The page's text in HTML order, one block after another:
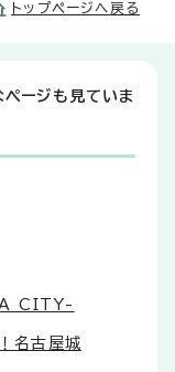
トップページへ戻る
ージも見ていま
CITY-
名古屋城